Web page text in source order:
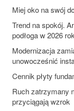
Miej oko na swój
Trend na spokój.
podłoga w 2026
Modernizacja
unowocześnić
Cennik płyty
Ruch zatrzymany
przyciągają wzrok